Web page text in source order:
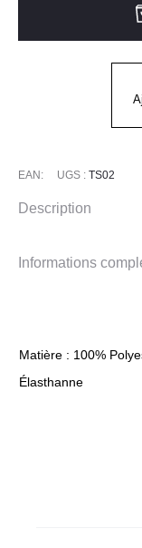
ML
HEAT
EAN: UGS : TS02
Description
Informations
Matière : 100%
Élasthanne